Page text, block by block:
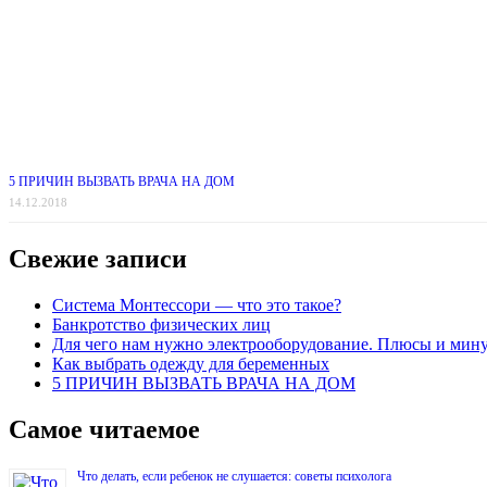
5 ПРИЧИН ВЫЗВАТЬ ВРАЧА НА ДОМ
14.12.2018
Свежие записи
Система Монтессори — что это такое?
Банкротство физических лиц
Для чего нам нужно электрооборудование. Плюсы и
Как выбрать одежду для беременных
5 ПРИЧИН ВЫЗВАТЬ ВРАЧА НА ДОМ
Самое читаемое
Что делать, если ребенок не слушается: советы психолога